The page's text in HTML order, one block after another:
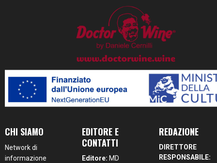
CHI SIAMO
Network di
informazione
EDITORE E
CONTATTI
Editore: MD
REDAZIONE
DIRETTORE
RESPONSABILE: